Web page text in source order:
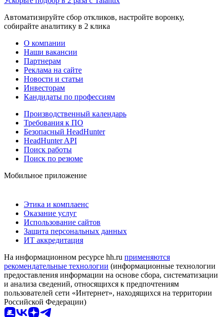
Автоматизируйте сбор откликов, настройте воронку,
собирайте аналитику в 2 клика
О компании
Наши вакансии
Партнерам
Реклама на сайте
Новости и статьи
Инвесторам
Кандидаты по профессиям
Производственный календарь
Требования к ПО
Безопасный HeadHunter
HeadHunter API
Поиск работы
Поиск по резюме
Мобильное приложение
Этика и комплаенс
Оказание услуг
Использование сайтов
Защита персональных данных
ИТ аккредитация
На информационном ресурсе hh.ru применяются
рекомендательные технологии (информационные технологии
предоставления информации на основе сбора, систематизации
и анализа сведений, относящихся к предпочтениям
пользователей сети «Интернет», находящихся на территории
Российской Федерации)